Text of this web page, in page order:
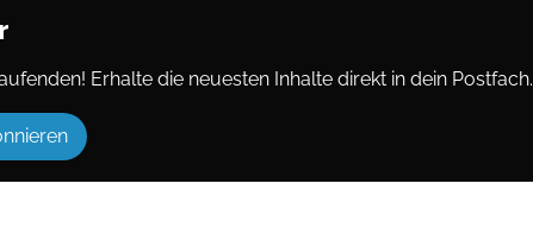
Erhalte die neuesten Inhalte direkt in dein Postfach.